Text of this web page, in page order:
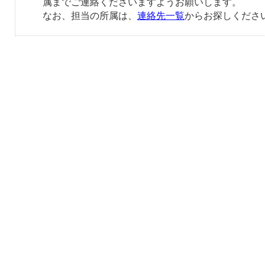
属までご連絡くださいますようお願いします。
なお、担当の所属は、 連絡先一覧からお探しくださ